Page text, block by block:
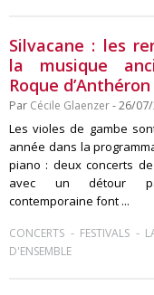
Silvacane : les
la musique
Roque d’Anthéron
Par Cécile Glaenzer- 26/
Les violes de gambe
année dans la
piano : deux concerts
avec un détour
contemporaine font ...
CONCERTS - FESTIVALS -
D'ENSEMBLE